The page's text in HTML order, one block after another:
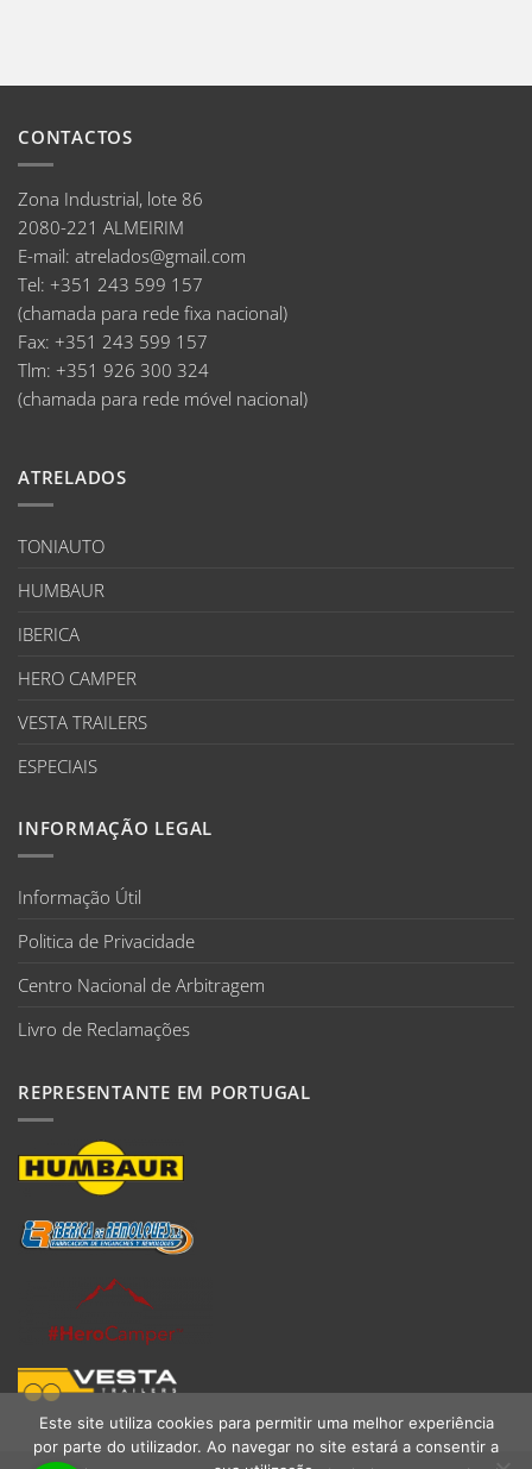
CONTACTOS
Zona Industrial, lote 86
2080-221 ALMEIRIM
E-mail: atrelados@gmail.com
Tel: +351 243 599 157
(chamada para rede fixa nacional)
Fax: +351 243 599 157
Tlm: +351 926 300 324
(chamada para rede móvel nacional)
ATRELADOS
TONIAUTO
HUMBAUR
IBERICA
HERO CAMPER
VESTA TRAILERS
ESPECIAIS
INFORMAÇÃO LEGAL
Informação Útil
Politica de Privacidade
Centro Nacional de Arbitragem
Livro de Reclamações
REPRESENTANTE EM PORTUGAL
Este site utiliza cookies para permitir uma melhor experiência
por parte do utilizador. Ao navegar no site estará a consentir a